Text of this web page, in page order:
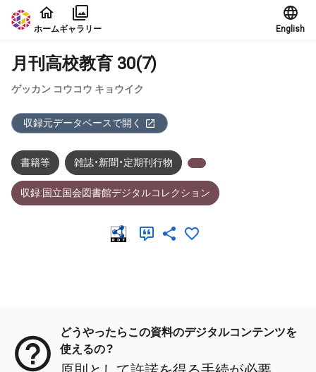
本文に飛ぶ
ホームギャラリー English
月刊高校教育 30(7)
ゲッカン コウコウ キョウイク
収録元データベースで開く
書籍等 雑誌・新聞・定期刊行物
収録:国立国会図書館デジタルコレクション
どうやったらこの資料のデジタルコンテンツを
使えるの？